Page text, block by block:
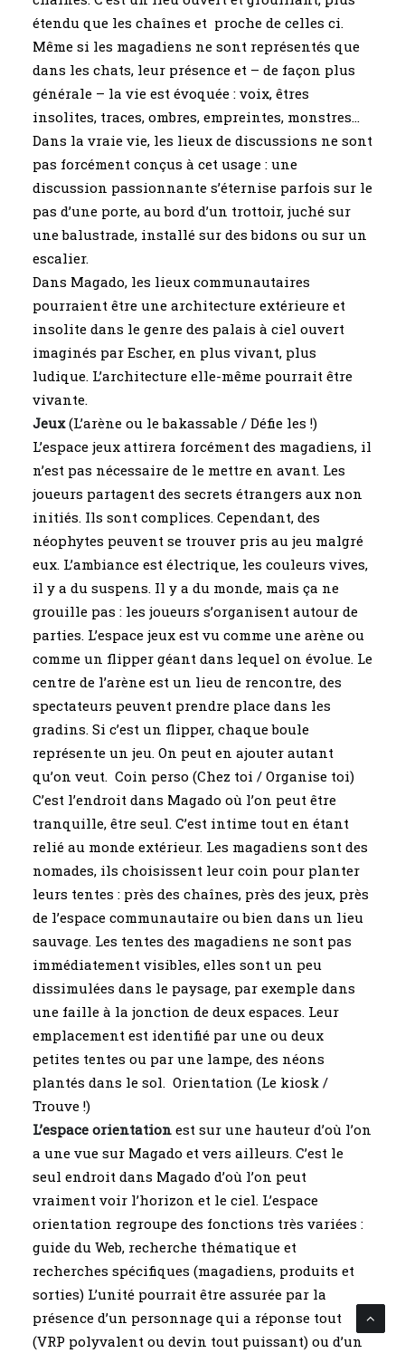
étendu que les chaînes et proche de celles ci.
Même si les magadiens ne sont représentés que
dans les chats, leur présence et – de façon plus
générale – la vie est évoquée : voix, êtres
insolites, traces, ombres, empreintes, monstres…
Dans la vraie vie, les lieux de discussions ne sont
pas forcément conçus à cet usage : une
discussion passionnante s’éternise parfois sur le
pas d’une porte, au bord d’un trottoir, juché sur
une balustrade, installé sur des bidons ou sur un
escalier.
Dans Magado, les lieux communautaires
pourraient être une architecture extérieure et
insolite dans le genre des palais à ciel ouvert
imaginés par Escher, en plus vivant, plus
ludique. L’architecture elle-même pourrait être
vivante.
Jeux(L’arène ou le bakassable / Défie les !)
L’espace jeux attirera forcément des magadiens, il
n’est pas nécessaire de le mettre en avant. Les
joueurs partagent des secrets étrangers aux non
initiés. Ils sont complices. Cependant, des
néophytes peuvent se trouver pris au jeu malgré
eux. L’ambiance est électrique, les couleurs vives,
il y a du suspens. Il y a du monde, mais ça ne
grouille pas : les joueurs s’organisent autour de
parties. L’espace jeux est vu comme une arène ou
comme un flipper géant dans lequel on évolue. Le
centre de l’arène est un lieu de rencontre, des
spectateurs peuvent prendre place dans les
gradins. Si c’est un flipper, chaque boule
représente un jeu. On peut en ajouter autant
qu’on veut. Coin perso (Chez toi / Organise toi)
C’est l’endroit dans Magado où l’on peut être
tranquille, être seul. C’est intime tout en étant
relié au monde extérieur. Les magadiens sont des
nomades, ils choisissent leur coin pour planter
leurs tentes : près des chaînes, près des jeux, près
de l’espace communautaire ou bien dans un lieu
sauvage. Les tentes des magadiens ne sont pas
immédiatement visibles, elles sont un peu
dissimulées dans le paysage, par exemple dans
une faille à la jonction de deux espaces. Leur
emplacement est identifié par une ou deux
petites tentes ou par une lampe, des néons
plantés dans le sol. Orientation (Le kiosk /
Trouve !)
L’espace orientation est sur une hauteur d’où l’on
a une vue sur Magado et vers ailleurs. C’est le
seul endroit dans Magado d’où l’on peut
vraiment voir l’horizon et le ciel. L’espace
orientation regroupe des fonctions très variées :
guide du Web, recherche thématique et
recherches spécifiques (magadiens, produits et
sorties) L’unité pourrait être assurée par la
présence d’un personnage qui a réponse tout
(VRP polyvalent ou devin tout puissant) ou d’un